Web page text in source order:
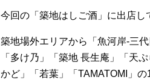
今回の「築地はしご酒」に出店し
築地場外エリアから「魚河岸-三
「多け乃」「築地 長生庵」「天
かど」「若葉」「TAMATOMI」の